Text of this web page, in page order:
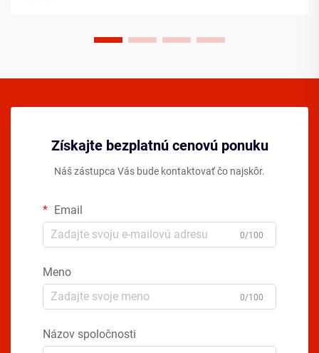
Získajte bezplatnú cenovú ponuku
Náš zástupca Vás bude kontaktovať čo najskôr.
Email
0/100
Meno
0/100
Názov spoločnosti